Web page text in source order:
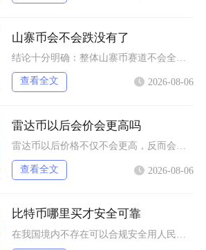
山寨币会不会跌没有了
查看全文 2026-08-06
雷达币以后会价会更高吗
雷达币以后价格不仅不会更高，反而会持续阴跌、流动性枯竭，最终趋近归零，不存在任何实质性上涨
查看全文 2026-08-06
比特币哪里买才安全可靠